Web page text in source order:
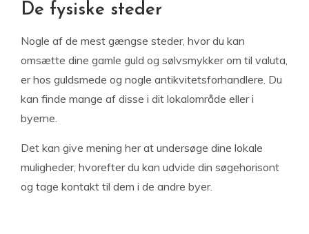
De fysiske steder
Nogle af de mest gængse steder, hvor du kan
omsætte dine gamle guld og sølvsmykker om til valuta,
er hos guldsmede og nogle antikvitetsforhandlere. Du
kan finde mange af disse i dit lokalområde eller i
byerne.
Det kan give mening her at undersøge dine lokale
muligheder, hvorefter du kan udvide din søgehorisont
og tage kontakt til dem i de andre byer.